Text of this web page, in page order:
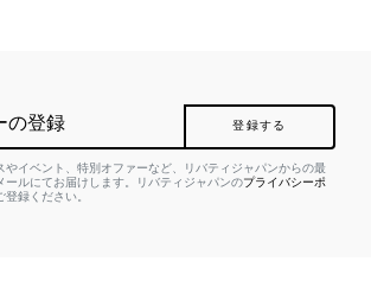
の登録 登録する
やイベント、特別オファーなど、リバティジャパンからの最
ールにてお届けします。リバティジャパンのプライバシーポ
録ください。